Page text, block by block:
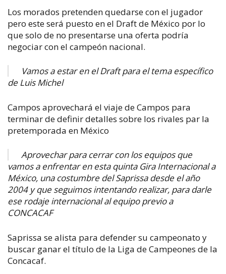
Los morados pretenden quedarse con el jugador
pero este será puesto en el Draft de México por lo
que solo de no presentarse una oferta podría
negociar con el campeón nacional.
Vamos a estar en el Draft para el tema específico
de Luis Michel
Campos aprovechará el viaje de Campos para
terminar de definir detalles sobre los rivales par la
pretemporada en México
Aprovechar para cerrar con los equipos que
vamos a enfrentar en esta quinta Gira Internacional a
México, una costumbre del Saprissa desde el año
2004 y que seguimos intentando realizar, para darle
ese rodaje internacional al equipo previo a
CONCACAF
Saprissa se alista para defender su campeonato y
buscar ganar el título de la Liga de Campeones de la
Concacaf.